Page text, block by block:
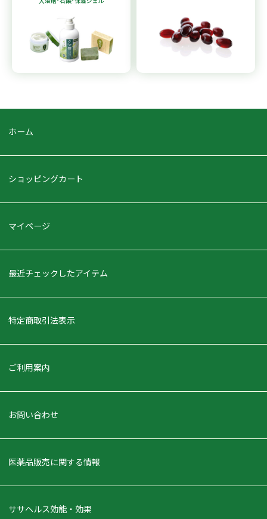
ホーム
ショッピングカート
マイページ
最近チェックしたアイテム
特定商取引法表示
ご利用案内
お問い合わせ
医薬品販売に関する情報
ササヘルス効能・効果